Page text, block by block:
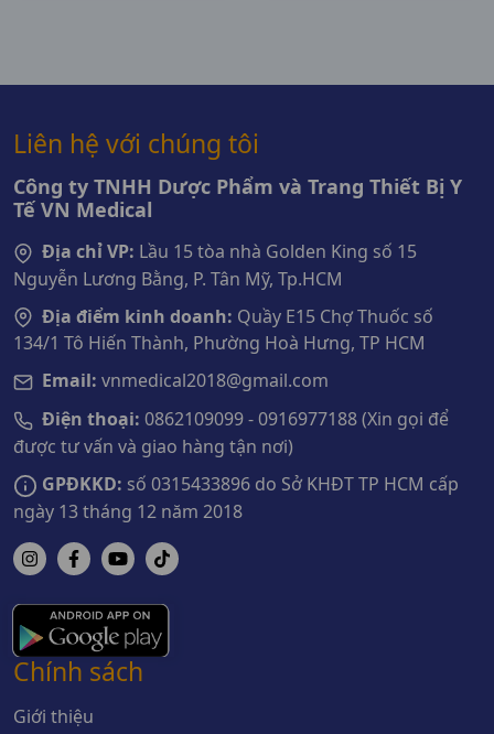
Liên hệ với chúng tôi
Công ty TNHH Dược Phẩm và Trang Thiết Bị Y
Tế VN Medical
Địa chỉ VP: Lầu 15 tòa nhà Golden King số 15
Nguyễn Lương Bằng, P. Tân Mỹ, Tp.HCM
Địa điểm kinh doanh: Quầy E15 Chợ Thuốc số
134/1 Tô Hiến Thành, Phường Hoà Hưng, TP HCM
Email: vnmedical2018@gmail.com
Điện thoại: 0862109099 - 0916977188 (Xin gọi để
được tư vấn và giao hàng tận nơi)
GPĐKKD: số 0315433896 do Sở KHĐT TP HCM cấp
ngày 13 tháng 12 năm 2018
Chính sách
Giới thiệu